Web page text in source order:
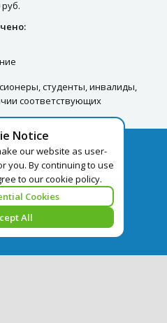
студенты, инвалиды,
соответствующих
Notice
our website as user-
you. By continuing to use
to our cookie policy.
Cookies
All